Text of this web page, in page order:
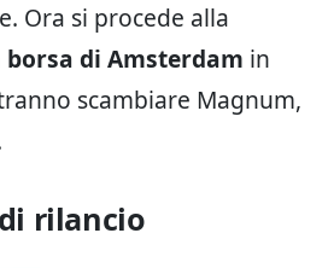
Ora si procede alla
di Amsterdam in
scambiare Magnum,
rilancio